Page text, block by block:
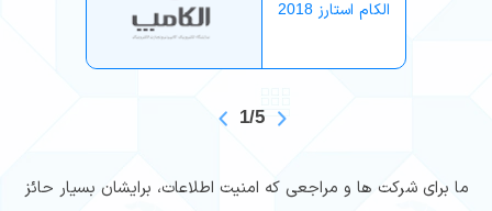
الکام استارز 2018
1/5
ما برای شرکت ها و مراجعی که امنیت اطلاعات، برایشان بسیار حائز